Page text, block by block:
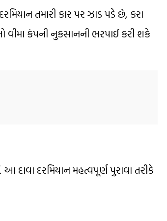
તમારી કાર પર ઝાડ પડે છે, કરા
વીમા કંપની નુકસાનની ભરપાઈ કરી શકે
દરમિયાન મહત્વપૂર્ણ પુરાવા તરીકે